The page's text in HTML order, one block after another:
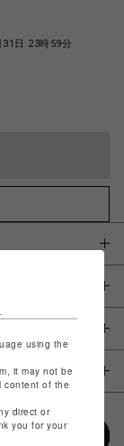
日 23時59分
using the
it may not be
content of the
direct or
you for your